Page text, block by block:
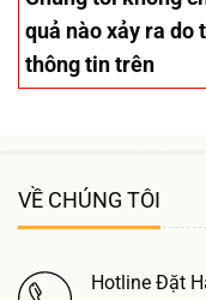
quả nào xảy ra do
thông tin trên
VỀ CHÚNG TÔI
Hotline Đặt